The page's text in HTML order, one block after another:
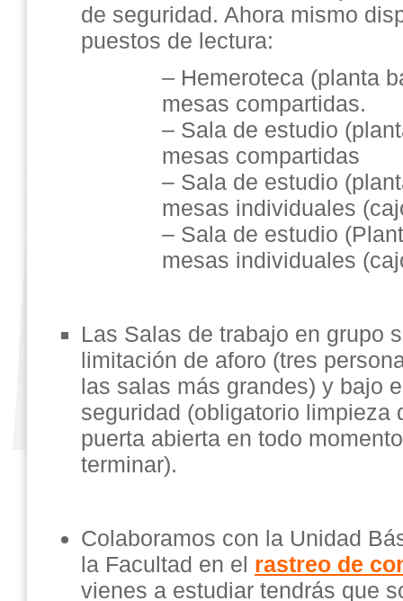
de seguridad. Ahora mismo
puestos de lectura:
– Hemeroteca (planta
mesas compartidas.
– Sala de estudio
mesas compartidas
– Sala de estudio
mesas individuales
– Sala de estudio
mesas individuales
Las Salas de trabajo en grupo
limitación de aforo (tres
las salas más grandes) y bajo
seguridad (obligatorio limpieza
puerta abierta en todo
terminar).
Colaboramos con la Unidad
la Facultad en el rastreo de
vienes a estudiar tendrás que